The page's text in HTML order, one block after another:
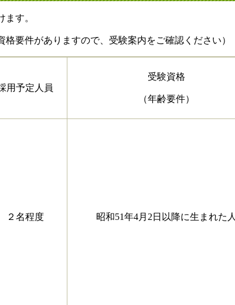
す。
がありますので、受験案内をご確認ください）
用予定人員
受験資格
（年齢要件）
２名程度 昭和51年4月2日以降に生まれた人